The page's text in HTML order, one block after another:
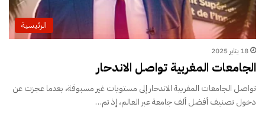
الرئيسية
18 يناير 2025
الجامعات المغربية تواصل الاندحار
تواصل الجامعات المغربية الاندحار إلى مستويات غير مسبوقة، بعدما عجزت عن
دخول تصنيف أفضل ألف جامعة عبر العالم، إذ تم…